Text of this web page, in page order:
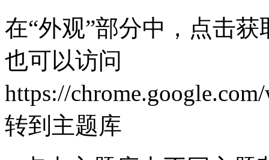
在“外观”部分中，点击
也可以访问
https://
转到主题库